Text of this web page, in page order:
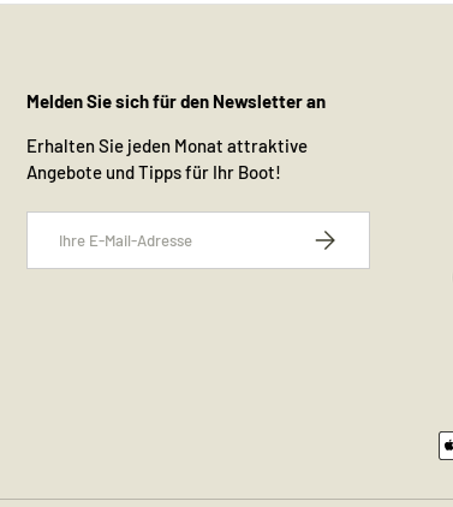
Melden Sie sich für den Newsletter an
Erhalten Sie jeden Monat attraktive
Angebote und Tipps für Ihr Boot!
Abonnieren